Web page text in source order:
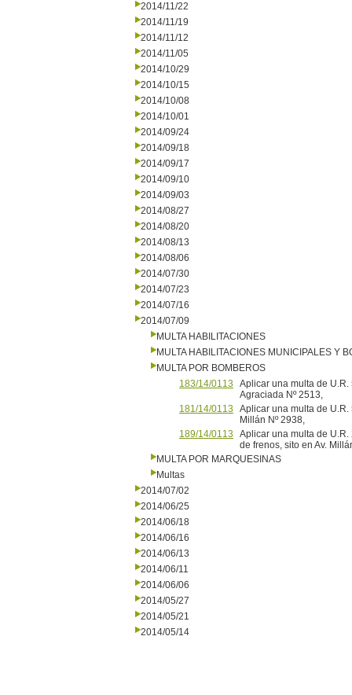
2014/11/22
2014/11/19
2014/11/12
2014/11/05
2014/10/29
2014/10/15
2014/10/08
2014/10/01
2014/09/24
2014/09/18
2014/09/17
2014/09/10
2014/09/03
2014/08/27
2014/08/20
2014/08/13
2014/08/06
2014/07/30
2014/07/23
2014/07/16
2014/07/09
MULTA HABILITACIONES
MULTA HABILITACIONES MUNICIPALES Y
MULTA POR BOMBEROS
183/14/0113
Aplicar una multa de U.R.
Agraciada Nº 2513,
181/14/0113
Aplicar una multa de U.R.
Millán Nº 2938,
189/14/0113
Aplicar una multa de U.R.
de frenos, sito en Av.
MULTA POR MARQUESINAS
Multas
2014/07/02
2014/06/25
2014/06/18
2014/06/16
2014/06/13
2014/06/11
2014/06/06
2014/05/27
2014/05/21
2014/05/14